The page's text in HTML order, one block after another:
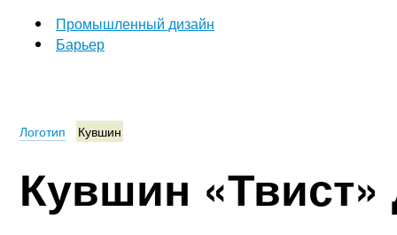
Промышленный дизайн
Барьер
Логотип Кувшин
Кувшин